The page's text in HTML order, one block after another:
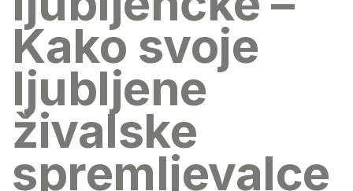
Kako svoje
ljubljene
živalske
spremljevalce